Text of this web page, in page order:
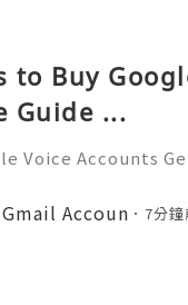
to Buy
Guide ...
Voice Accounts
your personal
e
Accoun 7分